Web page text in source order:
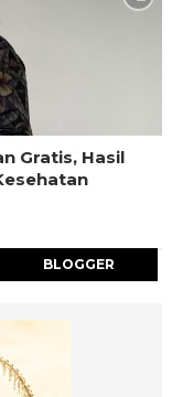
Gratis, Hasil
BLOGGER